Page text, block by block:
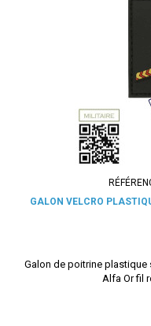
GALON VELCRO
Galon de poitrine plastique
Alfa Or fil